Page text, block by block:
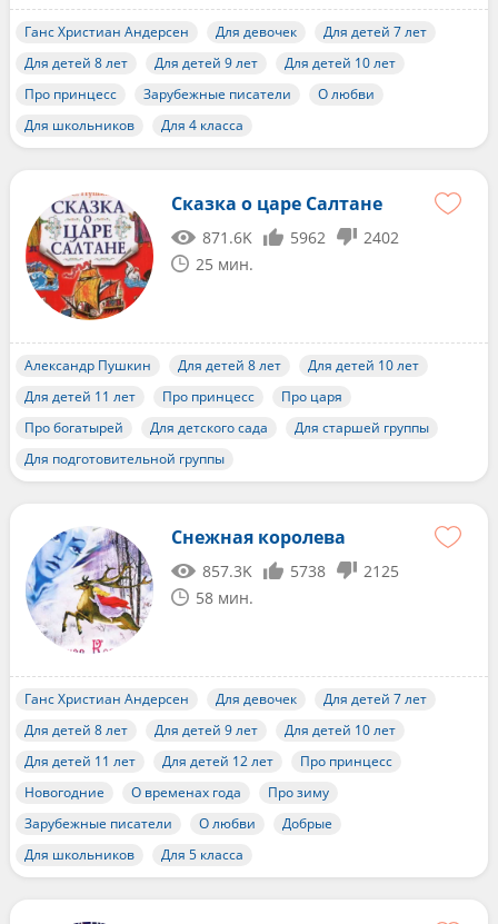
Ганс Христиан Андерсен Для девочек
Для детей 7 лет
Для детей 8 лет
Для детей 9 лет
Для детей 10 лет
Про принцесс
Зарубежные писатели
О любви
Для школьников
Для 4 класса
Сказка о царе Салтане
871.6K 5962
2402
25 мин.
Александр Пушкин Для детей 8 лет
Для детей 10 лет
Для детей 11 лет
Про принцесс
Про царя
Про богатырей
Для детского сада
Для старшей группы
Для подготовительной группы
Снежная королева
857.3K 5738
2125
58 мин.
Ганс Христиан Андерсен Для девочек
Для детей 7 лет
Для детей 8 лет
Для детей 9 лет
Для детей 10 лет
Для детей 11 лет
Для детей 12 лет
Про принцесс
Новогодние
О временах года
Про зиму
Зарубежные писатели
О любви
Добрые
Для школьников
Для 5 класса